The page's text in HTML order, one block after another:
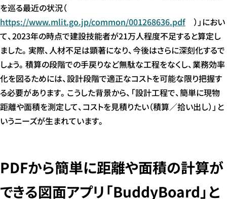
を巡る最近の状況（
https://www.mlit.go.jp/common/001268636.pdf ）」におい
て、2023年の時点で建設技能者が21万人程度不足すると算定し
ました。実際、人材不足は顕著になり、今後はさらに深刻化するで
しょう。積算の段階での手戻りなど無駄な工程をなくし、業務効率
化を図るためには、設計段階で適正なコストを可能な限り把握す
る必要があります。こうした背景から、「設計工程で、簡単に現物
距離や面積を測定して、コストを見積りたい（積算／拾い出し）」と
いうニーズが生まれています。
PDFから簡単に距離や面積の計算が
できる図面アプリ「BuddyBoard」と